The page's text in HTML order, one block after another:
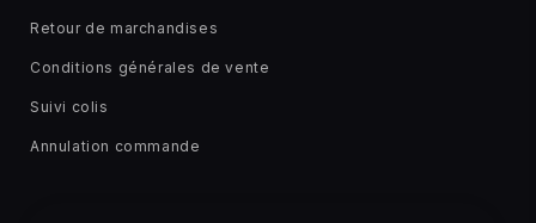
Retour de marchandises
Conditions générales de vente
Suivi colis
Annulation commande